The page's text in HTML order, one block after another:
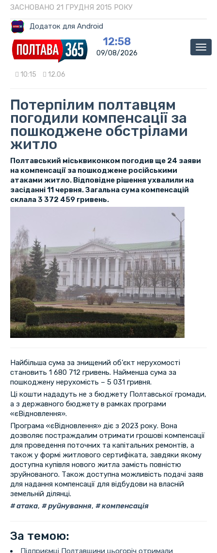
ЗАСНОВАНО 21 ГРУДНЯ 2015 РОКУ
Додаток для Android
12:58
09/08/2026
10:15 12.06
Потерпілим полтавцям
погодили компенсації за
пошкоджене обстрілами
житло
Полтавський міськвиконком погодив ще 24 заяви
на компенсації за пошкоджене російськими
атаками житло. Відповідне рішення ухвалили на
засіданні 11 червня. Загальна сума компенсацій
склала 3 372 459 гривень.
Найбільша сума за знищений об’єкт нерухомості
становить 1 680 712 гривень. Найменша сума за
пошкоджену нерухомість – 5 031 гривня.
Ці кошти нададуть не з бюджету Полтавської громади,
а з державного бюджету в рамках програми
«єВідновлення».
Програма «єВідновлення» діє з 2023 року. Вона
дозволяє постраждалим отримати грошові компенсації
для проведення поточних та капітальних ремонтів, а
також у формі житлового сертифіката, завдяки якому
доступна купівля нового житла замість повністю
зруйнованого. Також доступна можливість подачі заяв
для надання компенсації для відбудови на власній
земельній ділянці.
атака, руйнування, компенсація
За темою:
Підприємці Полтавщини цьогоріч отримали